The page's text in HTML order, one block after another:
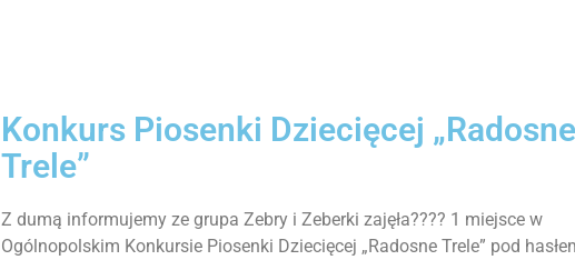
Konkurs Piosenki Dziecięcej „Radosne
Trele”
Z dumą informujemy ze grupa Zebry i Zeberki zajęła???? 1 miejsce w
Ogólnopolskim Konkursie Piosenki Dziecięcej „Radosne Trele” pod